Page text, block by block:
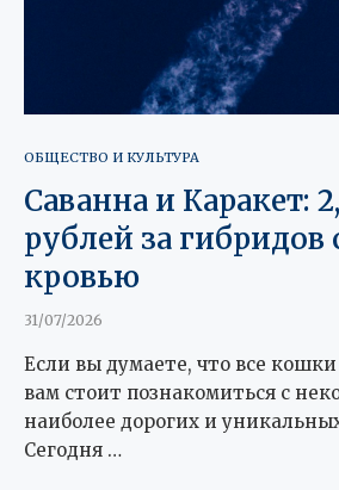
ОБЩЕСТВО И КУЛЬТУРА
Саванна и Каракет:
рублей за гибридов
кровью
31/07/2026
Если вы думаете, что все
вам стоит познакомиться с
наиболее дорогих и
Сегодня …